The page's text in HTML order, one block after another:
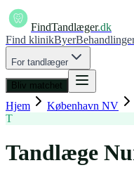
FindTandlæger.dk
Find klinikByer
For tandlæger
Bliv matchet
Hjem København NV
T
Tandlæge